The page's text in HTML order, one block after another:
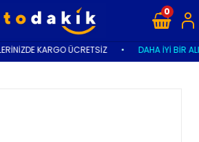
KARGO ÜCRETSİZ • DAHA İYİ BİR
0